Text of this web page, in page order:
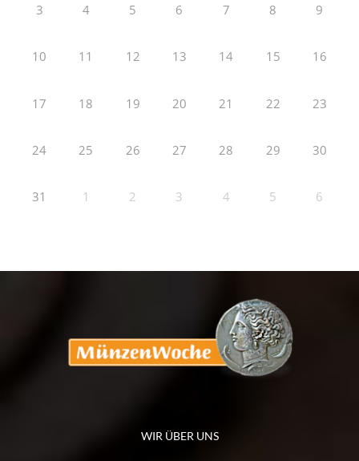
3 4 5 6 7 8 9
10 11 12 13 14 15 16
17 18 19 20 21 22 23
24 25 26 27 28 29 30
31 1 2 3 4 5 6
WIR ÜBER UNS